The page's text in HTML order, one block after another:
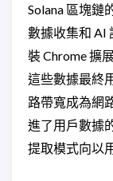
Solana 區塊鏈
數據收集和 AI
裝 Chrome 擴
這些數據最終
路帶寬成為網
進了用戶數據
提取模式向以